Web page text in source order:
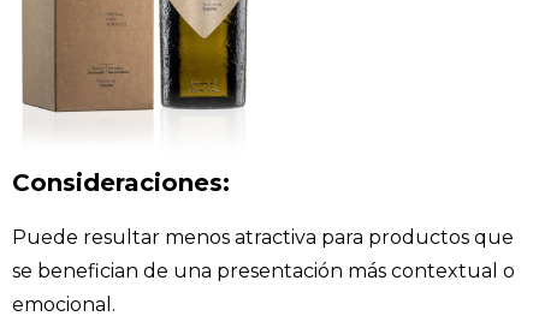
Consideraciones:
Puede resultar menos atractiva para productos que
se benefician de una presentación más contextual o
emocional.​